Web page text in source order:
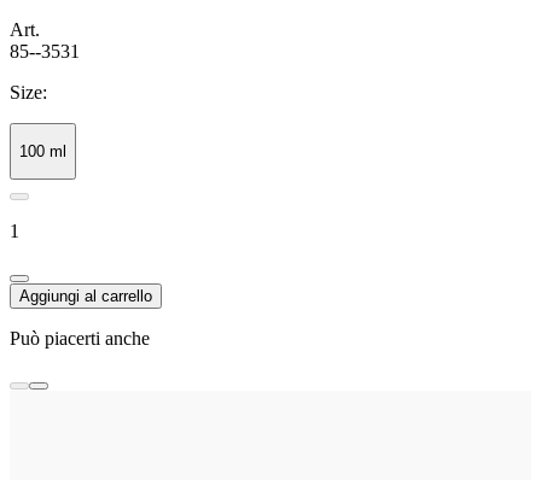
Art.
85--3531
Size:
100 ml
1
Aggiungi al carrello
Può piacerti anche